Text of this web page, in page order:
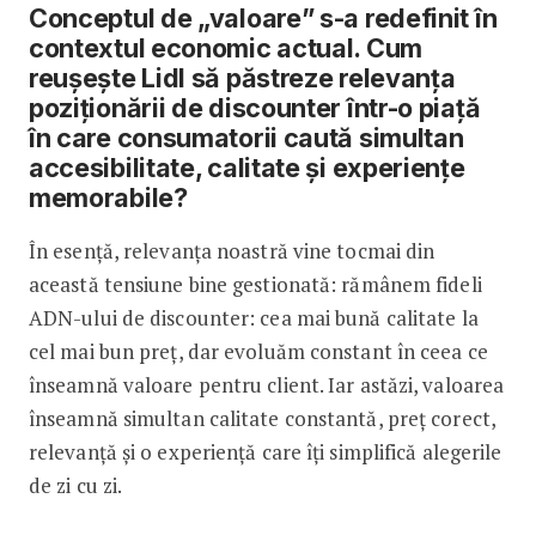
Conceptul de „valoare” s-a redefinit în
contextul economic actual. Cum
reușește Lidl să păstreze relevanța
poziționării de discounter într-o piață
în care consumatorii caută simultan
accesibilitate, calitate și experiențe
memorabile?
În esență, relevanța noastră vine tocmai din
această tensiune bine gestionată: rămânem fideli
ADN-ului de discounter: cea mai bună calitate la
cel mai bun preț, dar evoluăm constant în ceea ce
înseamnă valoare pentru client. Iar astăzi, valoarea
înseamnă simultan calitate constantă, preț corect,
relevanță și o experiență care îți simplifică alegerile
de zi cu zi.